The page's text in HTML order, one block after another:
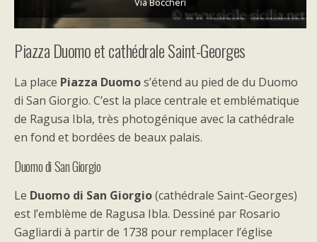
Piazza Duomo et cathédrale Saint-Georges
La place Piazza Duomos’étend au pied de du Duomo
di San Giorgio. C’est la place centrale et emblématique
de Ragusa Ibla, très photogénique avec la cathédrale
en fond et bordées de beaux palais.
Duomo di San Giorgio
Le Duomo di San Giorgio(cathédrale Saint-Georges)
est l’emblème de Ragusa Ibla. Dessiné par Rosario
Gagliardi à partir de 1738 pour remplacer l’église